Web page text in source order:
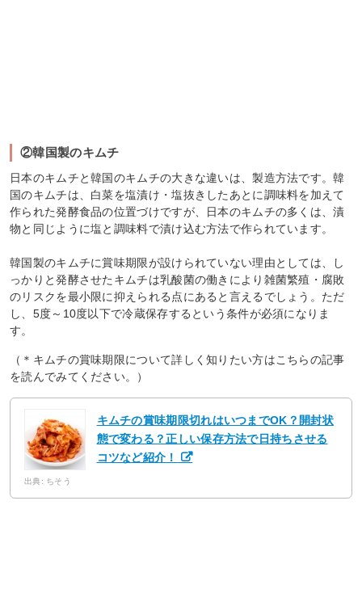
②韓国製のキムチ
日本のキムチと韓国のキムチの大きな違いは、製造方法です。韓
国のキムチは、白菜を塩漬け・塩抜きしたあとに調味料を加えて
作られた発酵食品の位置づけですが、日本のキムチの多くは、漬
物と同じように塩と調味料で漬け込む方法で作られています。
韓国製のキムチに賞味期限が設けられていない理由としては、し
っかりと発酵させたキムチは乳酸菌の働きにより雑菌繁殖・腐敗
のリスクを最小限に抑えられる点にあると言えるでしょう。ただ
し、5度～10度以下で冷蔵保存するという条件が必須になりま
す。
（＊キムチの賞味期限について詳しく知りたい方はこちらの記事
を読んでみてください。）
キムチの賞味期限切れはいつまでOK？開封状
態で変わる？正しい保存方法で日持ちさせる
コツなど紹介！
出典: ちそう